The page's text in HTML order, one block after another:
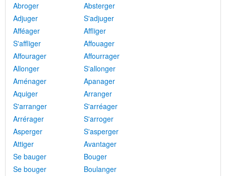
Abroger
Absterger
Adjuger
S'adjuger
Afféager
Affliger
S'affliger
Affouager
Affourager
Affourrager
Allonger
S'allonger
Aménager
Apanager
Aquiger
Arranger
S'arranger
S'arréager
Arrérager
S'arroger
Asperger
S'asperger
Attiger
Avantager
Se bauger
Bouger
Se bouger
Boulanger